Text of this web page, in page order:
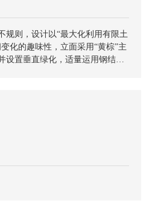
规则，设计以“最大化利用有限土
化的趣味性，立面采用“黄棕”主
设置垂直绿化，适量运用钢结